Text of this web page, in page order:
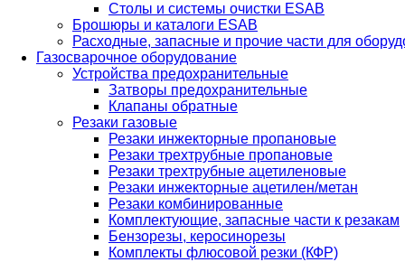
Столы и системы очистки ESAB
Брошюры и каталоги ESAB
Расходные, запасные и прочие части для
Газосварочное оборудование
Устройства предохранительные
Затворы предохранительные
Клапаны обратные
Резаки газовые
Резаки инжекторные пропановые
Резаки трехтрубные пропановые
Резаки трехтрубные ацетиленовые
Резаки инжекторные ацетилен/метан
Резаки комбинированные
Комплектующие, запасные части к резакам
Бензорезы, керосинорезы
Комплекты флюсовой резки (КФР)